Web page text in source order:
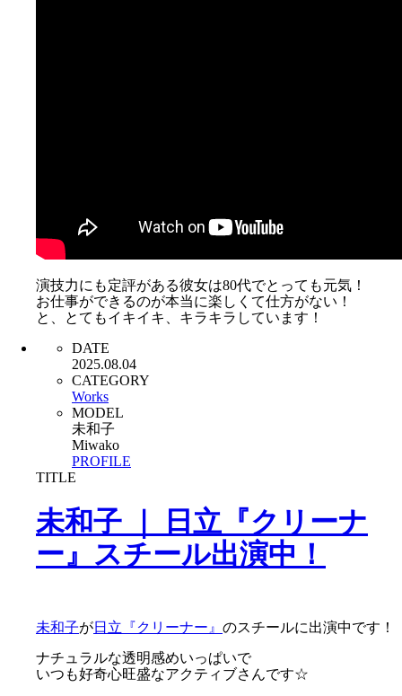
演技力にも定評がある彼女は80代でとっても元気！
お仕事ができるのが本当に楽しくて仕方がない！
と、とてもイキイキ、キラキラしています！
DATE
2025.08.04
CATEGORY
Works
MODEL
未和子
Miwako
PROFILE
TITLE
未和子 ｜ 日立『クリーナ
ー』スチール出演中！
未和子が日立『クリーナー』 のスチールに出演中です！
ナチュラルな透明感めいっぱいで
いつも好奇心旺盛なアクティブさんです☆